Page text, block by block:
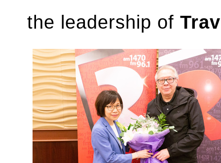
the leadership of